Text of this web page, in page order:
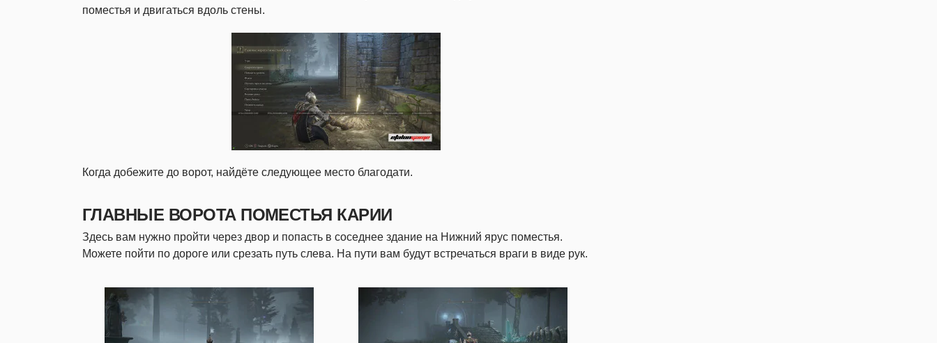
поместья и двигаться вдоль стены.
Когда добежите до ворот, найдёте следующее место благодати.
ГЛАВНЫЕ ВОРОТА ПОМЕСТЬЯ КАРИИ
Здесь вам нужно пройти через двор и попасть в соседнее здание на Нижний ярус поместья.
Можете пойти по дороге или срезать путь слева. На пути вам будут встречаться враги в виде рук.